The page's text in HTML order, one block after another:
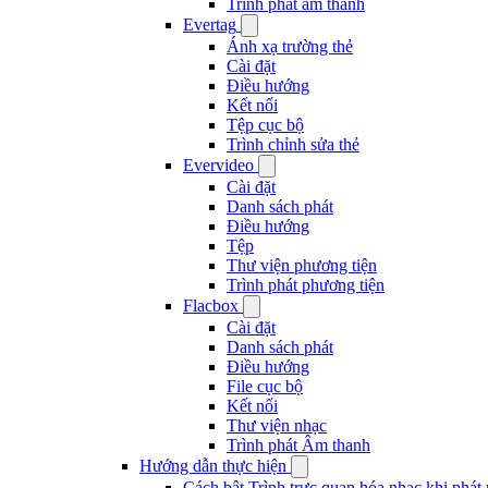
Trình phát âm thanh
Evertag
Ánh xạ trường thẻ
Cài đặt
Điều hướng
Kết nối
Tệp cục bộ
Trình chỉnh sửa thẻ
Evervideo
Cài đặt
Danh sách phát
Điều hướng
Tệp
Thư viện phương tiện
Trình phát phương tiện
Flacbox
Cài đặt
Danh sách phát
Điều hướng
File cục bộ
Kết nối
Thư viện nhạc
Trình phát Âm thanh
Hướng dẫn thực hiện